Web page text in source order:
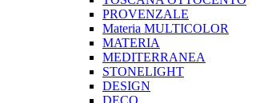
PROVENZALE
Materia MULTICOLOR
MATERIA
MEDITERRANEA
STONELIGHT
DESIGN
DECO